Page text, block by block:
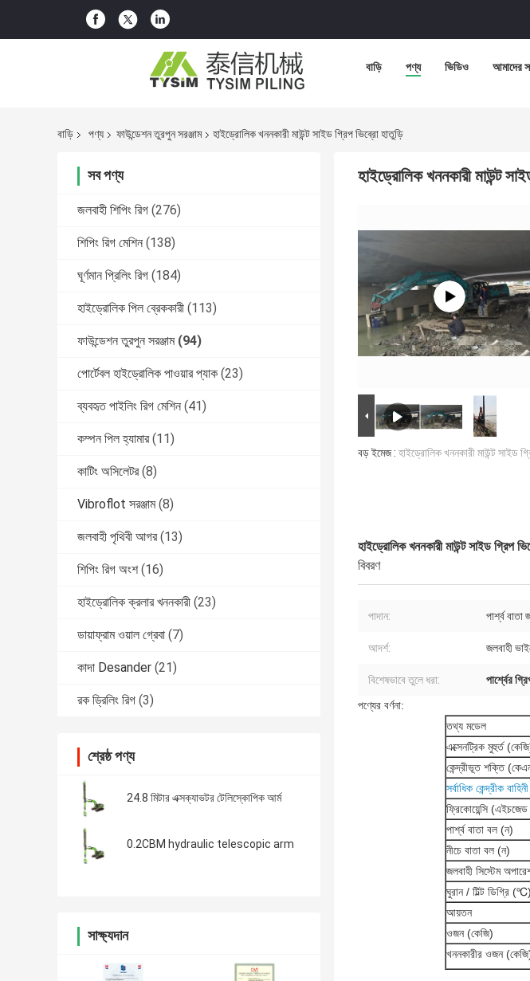
বাড়ি পণ্য ভিডিও আমাদের
বাড়ি পণ্য ফাউন্ডেশন তুরপুন সরঞ্জাম হাইড্রোলিক খননকারী মাউন্ট সাইড গ্রিপ ভিব্রো হাতুড়ি
সব পণ্য
জলবাহী শিপিং রিগ (276)
শিপিং রিগ মেশিন (138)
ঘূর্ণমান প্রিলিং রিগ (184)
হাইড্রোলিক পিল ব্রেককারী (113)
ফাউন্ডেশন তুরপুন সরঞ্জাম (94)
পোর্টেবল হাইড্রোলিক পাওয়ার প্যাক (23)
ব্যবহৃত পাইলিং রিগ মেশিন (41)
কম্পন পিল হ্যামার (11)
কাটিং অসিলেটর (8)
Vibroflot সরঞ্জাম (8)
জলবাহী পৃথিবী আগর (13)
শিপিং রিগ অংশ (16)
হাইড্রোলিক ক্রলার খননকারী (23)
ডায়াফ্রাম ওয়াল গ্রেবা (7)
কাদা Desander (21)
রক ড্রিলিং রিগ (3)
শ্রেষ্ঠ পণ্য
24.8 মিটার এক্সক্যাভটর টেলিস্কোপিক আর্ম
0.2CBM hydraulic telescopic arm
সাক্ষ্যদান
হাইড্রোলিক খননকারী মাউন্ট
বড় ইমেজ : হাইড্রোলিক খননকারী মাউন্ট সাইড
হাইড্রোলিক খননকারী মাউন্ট সাইড গ্রিপ
বিবরণ
পাদান: পার্শ্ব
আদর্শ: জলবাহী
বিশেষভাবে তুলে ধরা: পার্শ্বের
পণ্যের বর্ণনা:
তথ্য মডেল
এক্সেনট্রিক মুহুর্ত
কেন্দ্রীভূত শক্তি
সর্বাধিক কেন্দ্রীক
ফ্রিকোয়েন্সি
পার্শ্ব বাতা বল (ন)
নীচে বাতা বল (ন)
জলবাহী সিস্টেম
ঘুরান / টিল্ট ডিগ্রি (℃)
আয়তন
ওজন (কেজি)
খননকারীর ওজন